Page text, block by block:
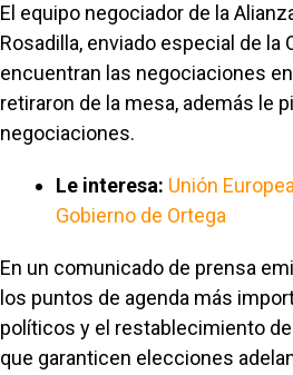
El equipo negociador de la
Rosadilla, enviado especial de la
encuentran las negociaciones
retiraron de la mesa, además le
negociaciones.
Le interesa: Unión
Gobierno de Ortega
En un comunicado de prensa
los puntos de agenda más
políticos y el restablecimiento
que garanticen elecciones